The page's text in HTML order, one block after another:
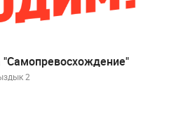
"Самопревосхождение"
2